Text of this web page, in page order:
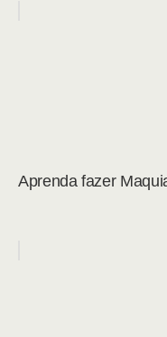
Aprenda fazer